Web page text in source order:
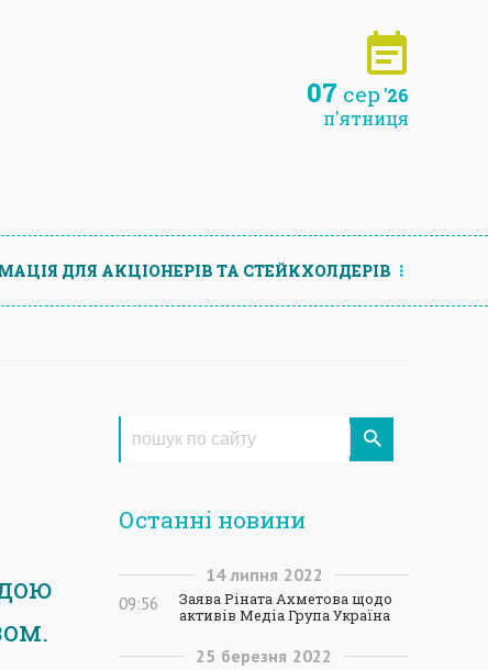
07 сер '26
п'ятниця
ДЛЯ АКЦIОНЕРIВ ТА СТЕЙКХОЛДЕРIВ
Останні новини
14 липня 2022
09:56
Заява Ріната Ахметова щодо
активів Медіа Група Україна
25 березня 2022